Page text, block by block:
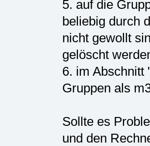
5. auf die
beliebig durch
nicht gewollt
gelöscht
6. im Abschnitt
Gruppen als
Sollte es
und den